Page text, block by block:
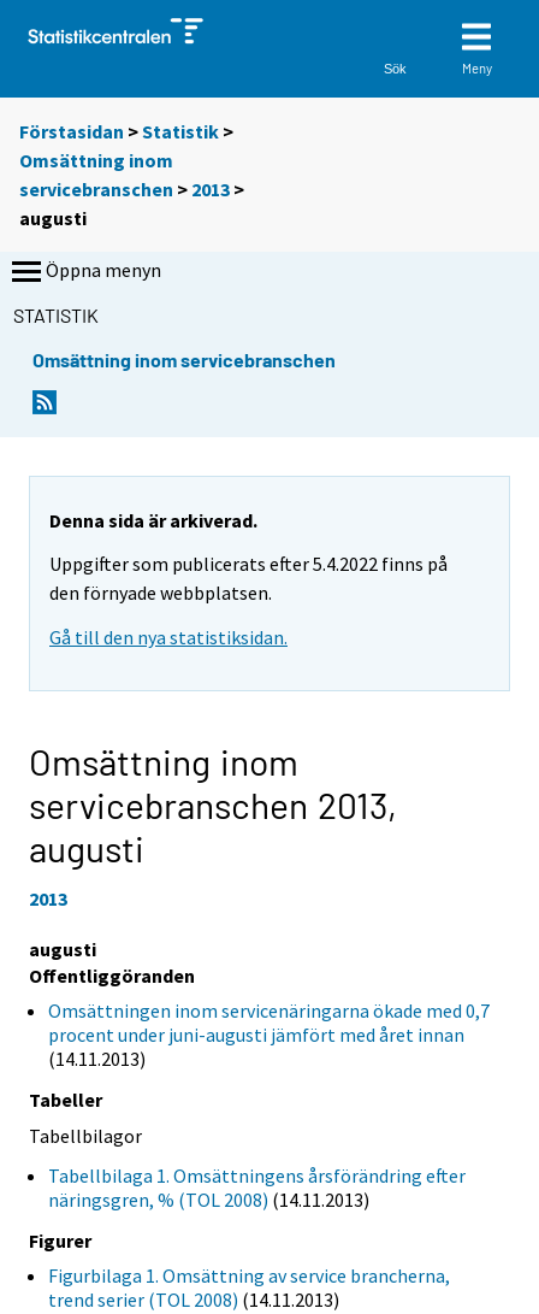
Sök Meny
Förstasidan >Statistik >
Omsättning inom
servicebranschen > 2013 >
augusti
Öppna menyn
STATISTIK
Omsättning inom servicebranschen
Denna sida är arkiverad.
Uppgifter som publicerats efter 5.4.2022 finns på
den förnyade webbplatsen.
Gå till den nya statistiksidan.
Omsättning inom
servicebranschen 2013,
augusti
2013
augusti
Offentliggöranden
Omsättningen inom servicenäringarna ökade med 0,7
procent under juni-augusti jämfört med året innan
(14.11.2013)
Tabeller
Tabellbilagor
Tabellbilaga 1. Omsättningens årsförändring efter
näringsgren, % (TOL 2008) (14.11.2013)
Figurer
Figurbilaga 1. Omsättning av service brancherna,
trend serier (TOL 2008) (14.11.2013)